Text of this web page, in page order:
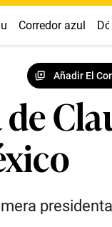
Corredor azul
Añadir El